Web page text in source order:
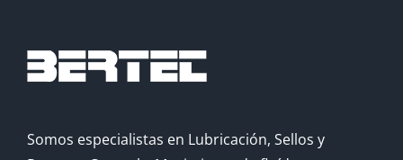
Somos especialistas en Lubricación, Sellos y